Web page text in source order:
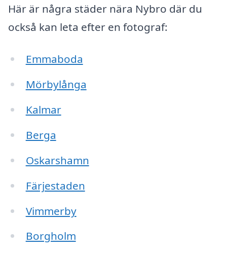
Här är några städer nära Nybro där du
också kan leta efter en fotograf:
Emmaboda
Mörbylånga
Kalmar
Berga
Oskarshamn
Färjestaden
Vimmerby
Borgholm